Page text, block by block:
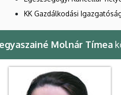
KK Gazdálkodási
Molnár Tímea